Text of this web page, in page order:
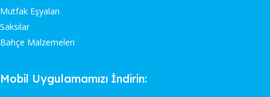
Mutfak Eşyaları
Saksılar
Bahçe Malzemeleri
Mobil Uygulamamızı İndirin: